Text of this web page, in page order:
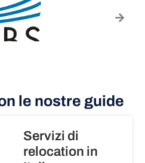
le nostre guide
Servizi di
relocation in